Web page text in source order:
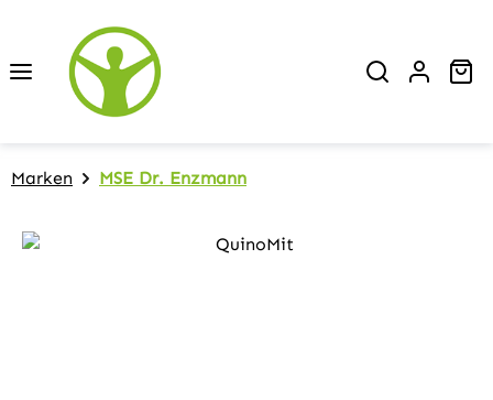
Zum Hauptinhalt springen
Marken MSE Dr. Enzmann
Bildergalerie überspringen